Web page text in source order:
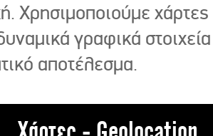
Χρησιμοποιούμε χάρτες
γραφικά στοιχεία
αποτέλεσμα.